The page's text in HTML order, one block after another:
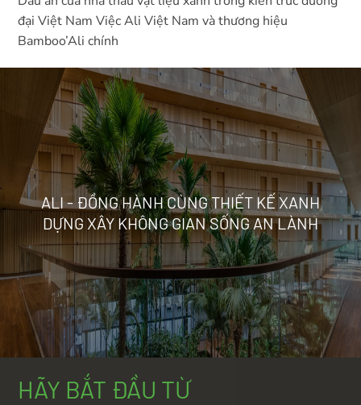
đại Việt Nam Việc Ali Việt Nam và thương hiệu
Bamboo’Ali chính
ALI - ĐỒNG HÀNH CÙNG THIẾT KẾ XANH
DỰNG XÂY KHÔNG GIAN SỐNG AN LÀNH
HÃY BẮT ĐẦU TỪ